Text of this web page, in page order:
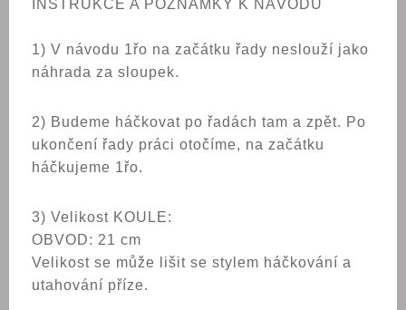
INSTRUKCE A POZNÁMKY K NÁVODU
1) V návodu 1řo na začátku řady neslouží jako
náhrada za sloupek.
2) Budeme háčkovat po řadách tam a zpět. Po
ukončení řady práci otočíme, na začátku
háčkujeme 1řo.
3) Velikost KOULE:
OBVOD: 21 cm
Velikost se může lišit se stylem háčkování a
utahování příze.